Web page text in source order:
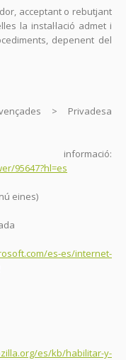
acceptant o rebutjant
la instal·lació admet i
depenent del
> Privadesa
95647?hl=es
eines)
es-es/internet-
es/kb/habilitar-y-